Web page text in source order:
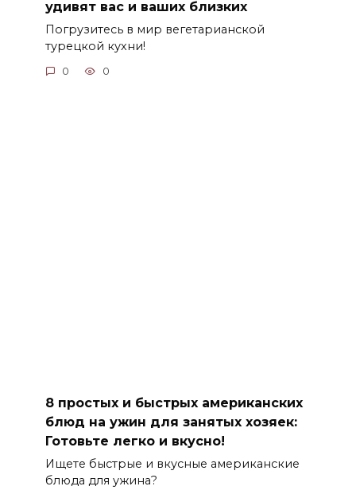
удивят вас и ваших близких
Погрузитесь в мир вегетарианской
турецкой кухни!
0 0
8 простых и быстрых американских
блюд на ужин для занятых хозяек:
Готовьте легко и вкусно!
Ищете быстрые и вкусные американские
блюда для ужина?